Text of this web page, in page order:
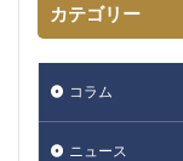
カテゴリー
コラム
ニュース